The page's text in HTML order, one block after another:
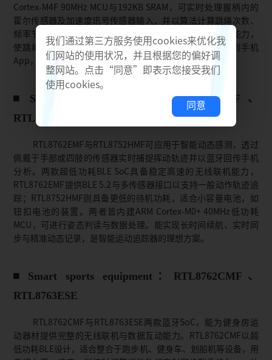
Cortex-M4F 90MHz MCU与192KB SRAM，可实时处理握柄内的
霍尔传感器及加速度讯号传感器输入，并以算法计算跳绳次数、
频率节奏以及趋屏能力。RTL8762CK-VD具有蓝牙5.2联机能力，
使跳绳装置能精准记录并快速且稳定地将运动记录同步到手机
App，让使用者立即得知训练成效的分析报告。
Smart motion sensing：RTL8762EMF、
RTL8752HMF
RTL8762EMF与RTL8752HMF可应用于智能动态感测，透过
佩戴于手部或四肢的传感器实时捕捉挥动轨迹并以蓝牙回传手机
分析。两款超低功耗BLE SoC具备稳定高速的无线联机能力，
RTL8762EMF提供BLE 5.2与多传感器接口以支持一般动作轨迹追
踪；RTL8752HMF则具备更低的待机功耗，适合小容量电池，如
钮扣电池的装置。两者皆内建ARM Cortex-M0+ 40MHz低功耗
MCU，可进行姿态判读与数据处理。能实现长时间续航、实时同
步与精准动态记录，是智能运动追踪器的理想方案。
Smart sports equipment：RTL8762CMF、
RTL8763ESE
RTL8762CMF与RTL8763ESE两款蓝牙SoC，能为健身房运
动器材提供完整的无线联机与数据互动能力。RTL8762CMF以超
低功耗BLE设计，适合整合于跑步机、健身车、划船机等设备，用
我们通过第三方服务使用cookies来优化我
们网站的使用状况，并且根据您的偏好调
整网站。点击“同意”即表示您接受我们
使用cookies。
同意